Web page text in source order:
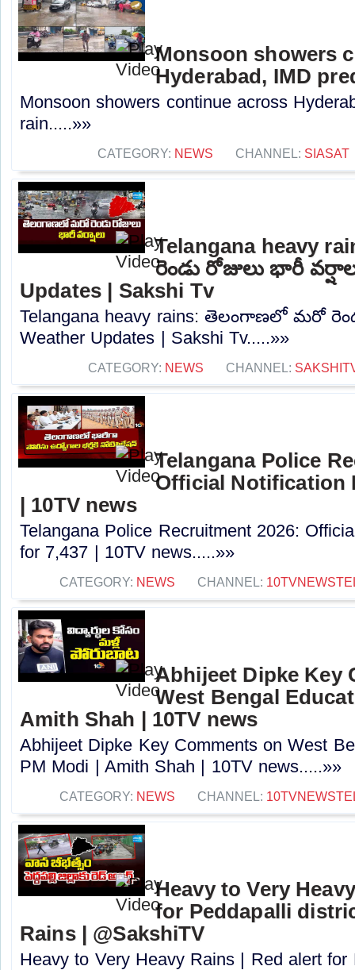
Monsoon showers
Hyderabad, IMD
Monsoon showers continue across
rain.....»»
CATEGORY: NEWS CHANNEL: SIASAT
Telangana heavy
రెండు రోజులు భారీ
Updates | Sakshi Tv
Telangana heavy rains: తెలంగాణలో మరో
Weather Updates | Sakshi Tv.....»»
CATEGORY: NEWS CHANNEL:
Telangana Police
Official Notification
| 10TV news
Telangana Police Recruitment 2026:
for 7,437 | 10TV news.....»»
CATEGORY: NEWS CHANNEL:
Abhijeet Dipke Key
West Bengal
Amith Shah | 10TV news
Abhijeet Dipke Key Comments on West
PM Modi | Amith Shah | 10TV news.....»»
CATEGORY: NEWS CHANNEL:
Heavy to Very
for Peddapalli
Rains | @SakshiTV
Heavy to Very Heavy Rains | Red alert for